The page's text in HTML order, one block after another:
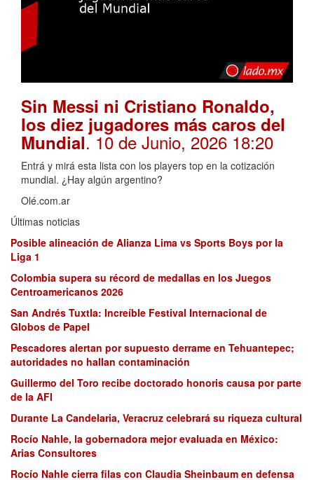
Sin Messi ni Cristiano Ronaldo,
los diez jugadores más caros del
Mundial. 10 de Junio, 2026 18:20
Entrá y mirá esta lista con los players top en la cotización
mundial. ¿Hay algún argentino?
Olé.com.ar
Últimas noticias
Posible alineación de Alianza Lima vs Sports Boys por la
Liga 1
Colombia supera su récord de medallas en los Juegos
Centroamericanos 2026
San Andrés Tuxtla: Increíble Festival Internacional de
Globos de Papel
Pescadores alertan por supuesto derrame en Tehuantepec;
autoridades no hallan contaminación
Guillermo del Toro recibe doctorado honoris causa por parte
de la AFI
Durante La Candelaria, Veracruz celebrará su riqueza cultural
Rocío Nahle, la gobernadora mejor evaluada en México:
Arias Consultores
Rocío Nahle cierra filas con Claudia Sheinbaum en defensa